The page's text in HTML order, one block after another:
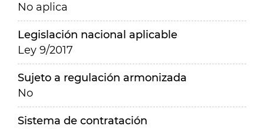
No aplica
Legislación nacional aplicable
Ley 9/2017
Sujeto a regulación armonizada
No
Sistema de contratación